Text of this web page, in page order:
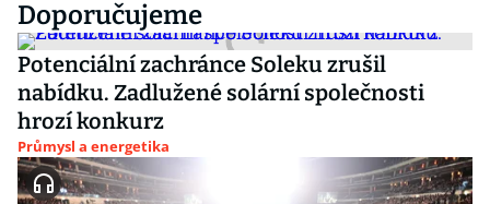
Doporučujeme
Potenciální zachránce Soleku zrušil
nabídku. Zadlužené solární společnosti
hrozí konkurz
Průmysl a energetika